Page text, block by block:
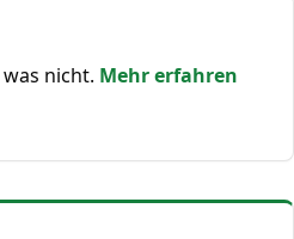
nicht. Mehr erfahren